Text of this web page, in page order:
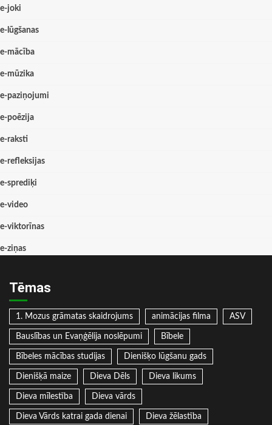
e-joki
e-lūgšanas
e-mācība
e-mūzika
e-paziņojumi
e-poēzija
e-raksti
e-refleksijas
e-sprediķi
e-video
e-viktorīnas
e-ziņas
Tēmas
1. Mozus grāmatas skaidrojums animācijas filma ASV
Bauslības un Evaņģēlija noslēpumi Bībele
Bībeles mācības studijas Dienišķo lūgšanu gads
Dienišķā maize Dieva Dēls Dieva likums
Dieva mīlestība Dieva vārds
Dieva Vārds katrai gada dienai Dieva žēlastība